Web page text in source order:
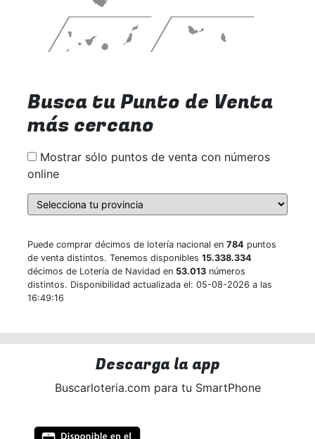
Busca tu Punto de Venta
más cercano
Mostrar sólo puntos de venta con números
online
Puede comprar décimos de lotería nacional en 784 puntos
de venta distintos. Tenemos disponibles 15.338.334
décimos de Lotería de Navidad en 53.013 números
distintos. Disponibilidad actualizada el: 05-08-2026 a las
16:49:16
Descarga la app
Buscarloteria.com para tu SmartPhone